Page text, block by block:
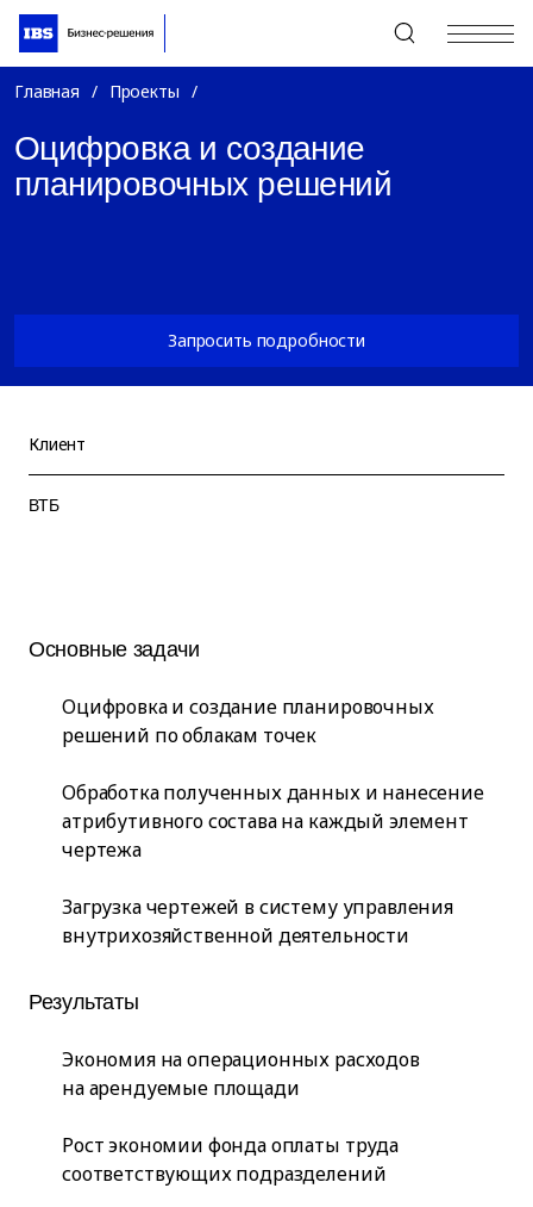
+7 (495) 967-80-80
Главная / Проекты /
Оцифровка и создание
планировочных решений
Запросить подробности
Клиент
ВТБ
Основные задачи
Оцифровка и создание планировочных
решений по облакам точек
Обработка полученных данных и нанесение
атрибутивного состава на каждый элемент
чертежа
Загрузка чертежей в систему управления
внутрихозяйственной деятельности
Результаты
Экономия на операционных расходов
на арендуемые площади
Рост экономии фонда оплаты труда
соответствующих подразделений